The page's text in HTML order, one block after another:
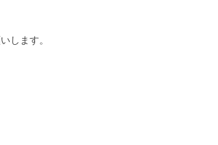
します。